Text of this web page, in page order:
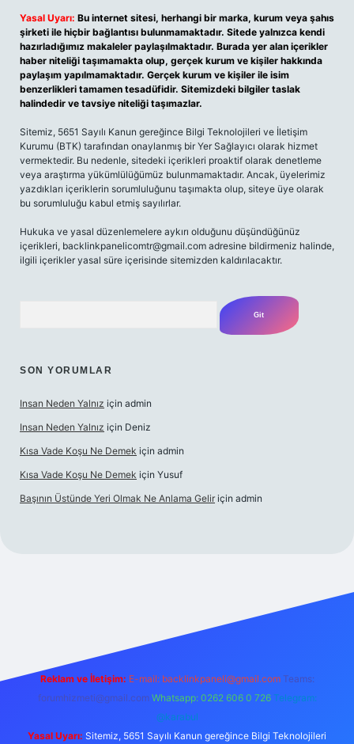
Yasal Uyarı: Bu internet sitesi, herhangi bir marka, kurum veya şahıs
şirketi ile hiçbir bağlantısı bulunmamaktadır. Sitede yalnızca kendi
hazırladığımız makaleler paylaşılmaktadır. Burada yer alan içerikler
haber niteliği taşımamakta olup, gerçek kurum ve kişiler hakkında
paylaşım yapılmamaktadır. Gerçek kurum ve kişiler ile isim
benzerlikleri tamamen tesadüfidir. Sitemizdeki bilgiler taslak
halindedir ve tavsiye niteliği taşımazlar.
Sitemiz, 5651 Sayılı Kanun gereğince Bilgi Teknolojileri ve İletişim
Kurumu (BTK) tarafından onaylanmış bir Yer Sağlayıcı olarak hizmet
vermektedir. Bu nedenle, sitedeki içerikleri proaktif olarak denetleme
veya araştırma yükümlülüğümüz bulunmamaktadır. Ancak, üyelerimiz
yazdıkları içeriklerin sorumluluğunu taşımakta olup, siteye üye olarak
bu sorumluluğu kabul etmiş sayılırlar.
Hukuka ve yasal düzenlemelere aykırı olduğunu düşündüğünüz
içerikleri, backlinkpanelicomtr@gmail.com adresine bildirmeniz halinde,
ilgili içerikler yasal süre içerisinde sitemizden kaldırılacaktır.
SON YORUMLAR
Insan Neden Yalnız için admin
Insan Neden Yalnız için Deniz
Kısa Vade Koşu Ne Demek için admin
Kısa Vade Koşu Ne Demek için Yusuf
Başının Üstünde Yeri Olmak Ne Anlama Gelir için admin
Reklam ve İletişim: E-mail: backlinkpaneli@gmail.com Teams:
forumhizmeti@gmail.com Whatsapp: 0262 606 0 726 Telegram:
@karabul
Yasal Uyarı: Sitemiz, 5651 Sayılı Kanun gereğince Bilgi Teknolojileri